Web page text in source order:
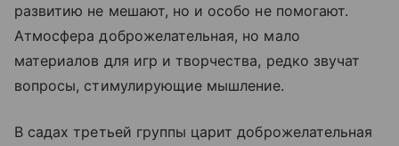
развитию не мешают, но и особо не помогают.
Атмосфера доброжелательная, но мало
материалов для игр и творчества, редко звучат
вопросы, стимулирующие мышление.
В садах третьей группы царит доброжелательная